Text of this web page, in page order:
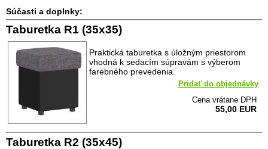
Súčasti a doplnky:
Taburetka R1 (35x35)
Praktická taburetka s úložným priestorom
vhodná k sedacím súpravám s výberom
farebného prevedenia.
Pridať do objednávky
Cena vrátane DPH
55,00 EUR
Taburetka R2 (35x45)